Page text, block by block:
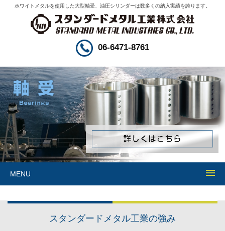
ホワイトメタルを使用した大型軸受、油圧シリンダーは数多くの納入実績を誇ります。
06-6471-8761
MENU
スタンダードメタル工業の強み